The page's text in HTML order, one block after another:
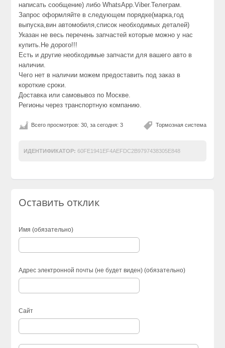
написать сообщение) либо WhatsApp.Viber.Телеграм.
Запрос оформляйте в следующем порядке(марка,год
выпуска,вин автомобиля,список необходимых деталей)
Указан не весь перечень запчастей которые можно у нас
купить.Не дорого!!!
Есть и другие необходимые запчасти для вашего авто в
наличии.
Чего нет в наличии можем предоставить под заказ в
короткие сроки.
Доставка или самовывоз по Москве.
Регионы через транспортную компанию.
Тормозная система
Всего просмотров: 30, за сегодня: 3
ИДЕНТИФИКАТОР: 60FE1941EF4AEFDC2B9797438305E848
Оставить отклик
Имя (обязательно)
Адрес электронной почты (не будет виден) (обязательно)
Сайт